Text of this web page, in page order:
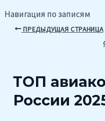
Навигация по записям
ПРЕДЫДУЩАЯ СТРАНИЦА
ТОП
России